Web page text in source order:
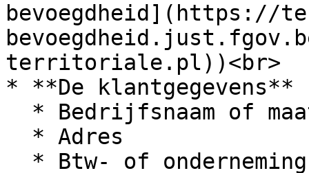
territoriale.pl))<br>
* **De klantgegevens**